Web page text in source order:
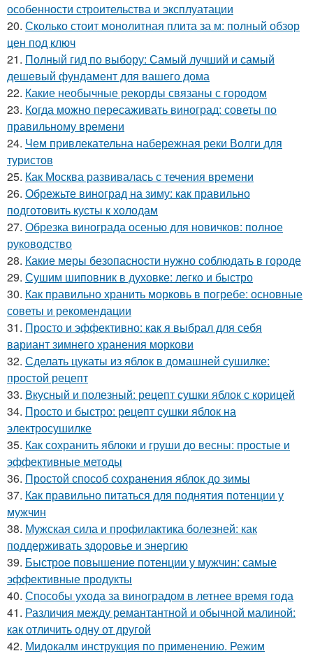
особенности строительства и эксплуатации
20. Сколько стоит монолитная плита за м: полный обзор
цен под ключ
21. Полный гид по выбору: Самый лучший и самый
дешевый фундамент для вашего дома
22. Какие необычные рекорды связаны с городом
23. Когда можно пересаживать виноград: советы по
правильному времени
24. Чем привлекательна набережная реки Волги для
туристов
25. Как Москва развивалась с течения времени
26. Обрежьте виноград на зиму: как правильно
подготовить кусты к холодам
27. Обрезка винограда осенью для новичков: полное
руководство
28. Какие меры безопасности нужно соблюдать в городе
29. Сушим шиповник в духовке: легко и быстро
30. Как правильно хранить морковь в погребе: основные
советы и рекомендации
31. Просто и эффективно: как я выбрал для себя
вариант зимнего хранения моркови
32. Сделать цукаты из яблок в домашней сушилке:
простой рецепт
33. Вкусный и полезный: рецепт сушки яблок с корицей
34. Просто и быстро: рецепт сушки яблок на
электросушилке
35. Как сохранить яблоки и груши до весны: простые и
эффективные методы
36. Простой способ сохранения яблок до зимы
37. Как правильно питаться для поднятия потенции у
мужчин
38. Мужская сила и профилактика болезней: как
поддерживать здоровье и энергию
39. Быстрое повышение потенции у мужчин: самые
эффективные продукты
40. Способы ухода за виноградом в летнее время года
41. Различия между ремантантной и обычной малиной:
как отличить одну от другой
42. Мидокалм инструкция по применению. Режим